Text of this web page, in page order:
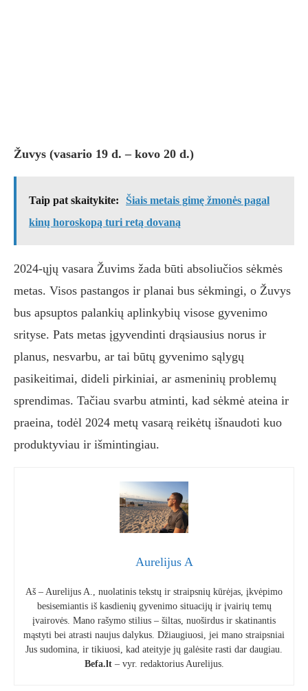
Žuvys (vasario 19 d. – kovo 20 d.)
Taip pat skaitykite:
Šiais metais gimę žmonės pagal
kinų horoskopą turi retą dovaną
2024-ųjų vasara Žuvims žada būti absoliučios sėkmės
metas. Visos pastangos ir planai bus sėkmingi, o Žuvys
bus apsuptos palankių aplinkybių visose gyvenimo
srityse. Pats metas įgyvendinti drąsiausius norus ir
planus, nesvarbu, ar tai būtų gyvenimo sąlygų
pasikeitimai, dideli pirkiniai, ar asmeninių problemų
sprendimas. Tačiau svarbu atminti, kad sėkmė ateina ir
praeina, todėl 2024 metų vasarą reikėtų išnaudoti kuo
produktyviau ir išmintingiau.
Aurelijus A
Aš – Aurelijus A., nuolatinis tekstų ir straipsnių kūrėjas, įkvėpimo
besisemiantis iš kasdienių gyvenimo situacijų ir įvairių temų
įvairovės. Mano rašymo stilius – šiltas, nuoširdus ir skatinantis
mąstyti bei atrasti naujus dalykus. Džiaugiuosi, jei mano straipsniai
Jus sudomina, ir tikiuosi, kad ateityje jų galėsite rasti dar daugiau.
Befa.lt– vyr. redaktorius Aurelijus.